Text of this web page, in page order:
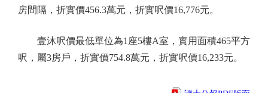
房間隔，折實價456.3萬元，折實呎價16,776元。
壹沐呎價最低單位為1座5樓A室，實用面積465平方
呎，屬3房戶，折實價754.8萬元，折實呎價16,233元。